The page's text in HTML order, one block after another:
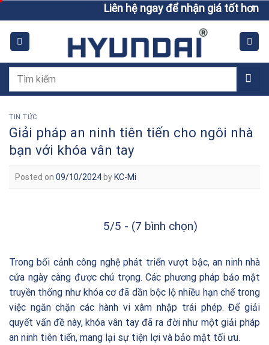
to
content
Liên hệ ngay để nhận giá tốt hơn giá
Tìm
TIN TỨC
Giải pháp an ninh tiên tiến cho ngôi nhà
bạn với khóa vân tay
Posted on 09/10/2024 by KC-Mi
5/5 - (7 bình chọn)
Trong bối cảnh công nghệ phát triển vượt bậc, an ninh nhà
cửa ngày càng được chú trọng. Các phương pháp bảo mật
truyền thống như khóa cơ đã dần bộc lộ nhiều hạn chế trong
việc ngăn chặn các hành vi xâm nhập trái phép. Để giải
quyết vấn đề này, khóa vân tay đã ra đời như một giải pháp
an ninh tiên tiến, mang lại sự tiện lợi và bảo mật tối ưu.